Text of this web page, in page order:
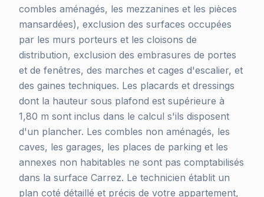
combles aménagés, les mezzanines et les pièces
mansardées), exclusion des surfaces occupées
par les murs porteurs et les cloisons de
distribution, exclusion des embrasures de portes
et de fenêtres, des marches et cages d'escalier, et
des gaines techniques. Les placards et dressings
dont la hauteur sous plafond est supérieure à
1,80 m sont inclus dans le calcul s'ils disposent
d'un plancher. Les combles non aménagés, les
caves, les garages, les places de parking et les
annexes non habitables ne sont pas comptabilisés
dans la surface Carrez. Le technicien établit un
plan coté détaillé et précis de votre appartement,